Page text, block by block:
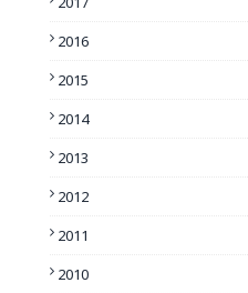
2016
2015
2014
2013
2012
2011
2010